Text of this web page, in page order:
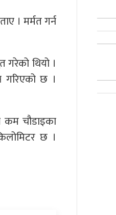
। मर्मत गर्न
थियो ।
गरिएको छ ।
चौडाइका
छ ।